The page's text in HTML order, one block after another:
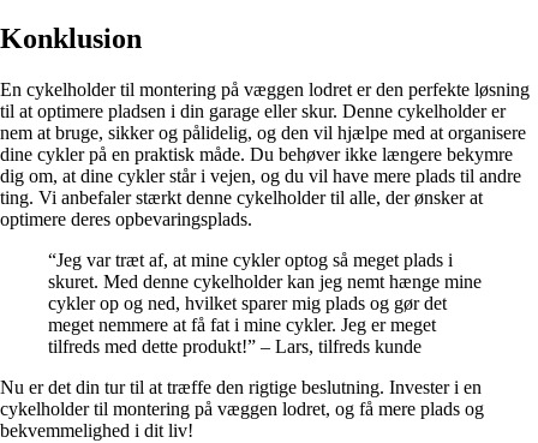
Konklusion
En cykelholder til montering på væggen lodret er den perfekte løsning
til at optimere pladsen i din garage eller skur. Denne cykelholder er
nem at bruge, sikker og pålidelig, og den vil hjælpe med at organisere
dine cykler på en praktisk måde. Du behøver ikke længere bekymre
dig om, at dine cykler står i vejen, og du vil have mere plads til andre
ting. Vi anbefaler stærkt denne cykelholder til alle, der ønsker at
optimere deres opbevaringsplads.
“Jeg var træt af, at mine cykler optog så meget plads i
skuret. Med denne cykelholder kan jeg nemt hænge mine
cykler op og ned, hvilket sparer mig plads og gør det
meget nemmere at få fat i mine cykler. Jeg er meget
tilfreds med dette produkt!” – Lars, tilfreds kunde
Nu er det din tur til at træffe den rigtige beslutning. Invester i en
cykelholder til montering på væggen lodret, og få mere plads og
bekvemmelighed i dit liv!